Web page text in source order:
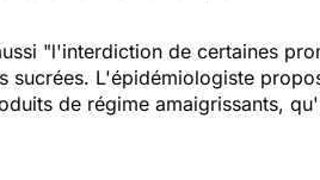
"l'interdiction de certaines
L'épidémiologiste
de régime amaigrissants,